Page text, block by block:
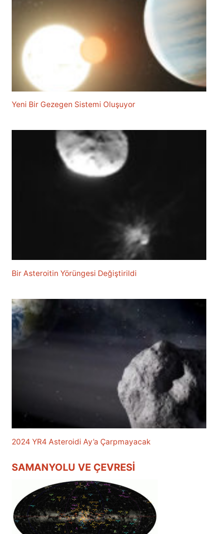
Yeni Bir Gezegen Sistemi Oluşuyor
Bir Asteroitin Yörüngesi Değiştirildi
2024 YR4 Asteroidi Ay’a Çarpmayacak
SAMANYOLU VE ÇEVRESI